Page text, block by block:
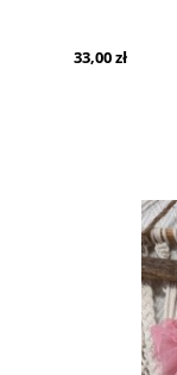
33,00 zł